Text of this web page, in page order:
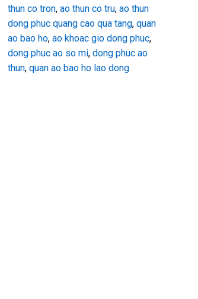
thun co tron, ao thun co tru, ao thun
dong phuc quang cao qua tang, quan
ao bao ho, ao khoac gio dong phuc,
dong phuc ao so mi, dong phuc ao
thun, quan ao bao ho lao dong